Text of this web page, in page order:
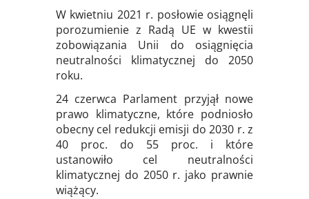
W kwietniu 2021 r. posłowie osiągnęli
porozumienie z Radą UE w kwestii
zobowiązania Unii do osiągnięcia
neutralności klimatycznej do 2050
roku.
24 czerwca Parlament przyjął nowe
prawo klimatyczne, które podniosło
obecny cel redukcji emisji do 2030 r. z
40 proc. do 55 proc. i które
ustanowiło cel neutralności
klimatycznej do 2050 r. jako prawnie
wiążący.